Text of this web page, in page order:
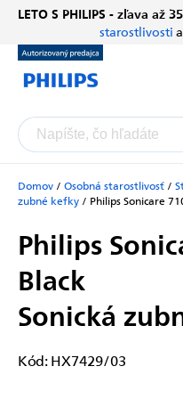
Prejsť
obsah
LETO S PHILIPS - zľava až
starostlivosti a
Domov / Osobná starostlivosť /
zubné kefky / Philips Sonicare
Philips
Black
Sonická
Kód: HX7429/03
Chatbot Filip
Autorizovaný predajce